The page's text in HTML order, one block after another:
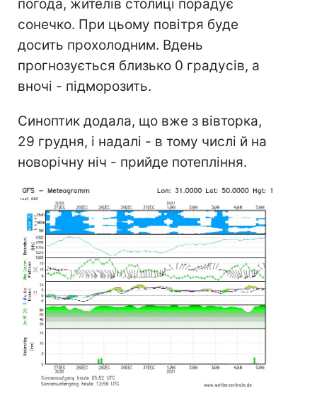
погода, жителів столиці порадує
сонечко. При цьому повітря буде
досить прохолодним. Вдень
прогнозується близько 0 градусів, а
вночі - підморозить.
Синоптик додала, що вже з вівторка,
29 грудня, і надалі - в тому числі й на
новорічну ніч - прийде потепління.